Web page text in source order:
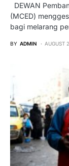
DEWAN
(MCED)
bagi melarang
BY ADMIN AUGUST